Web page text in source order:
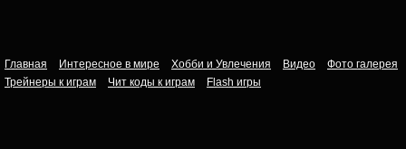
Главная Интересное в мире Хобби и Увлечения Видео
Фото галерея
Трейнеры к играм
Чит коды к играм Flash игры